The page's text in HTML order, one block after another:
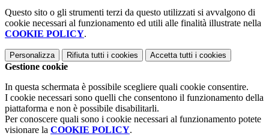
Questo sito o gli strumenti terzi da questo utilizzati si avvalgono di
cookie necessari al funzionamento ed utili alle finalità illustrate nella
COOKIE POLICY.
Personalizza Rifiuta tutti i cookies Accetta tutti i cookies
Gestione cookie
In questa schermata è possibile scegliere quali cookie consentire.
I cookie necessari sono quelli che consentono il funzionamento della
piattaforma e non è possibile disabilitarli.
Per conoscere quali sono i cookie necessari al funzionamento potete
visionare la COOKIE POLICY.